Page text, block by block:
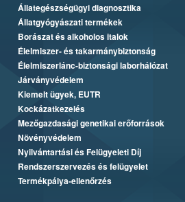
Állategészségügyi diagnosztika
Állatgyógyászati termékek
Borászat és alkoholos italok
Élelmiszer- és takarmánybiztonság
Élelmiszerlánc-biztonsági laborhálózat
Járványvédelem
Kiemelt ügyek, EUTR
Kockázatkezelés
Mezőgazdasági genetikai erőforrások
Növényvédelem
Nyilvántartási és Felügyeleti Díj
Rendszerszervezés és felügyelet
Termékpálya-ellenőrzés